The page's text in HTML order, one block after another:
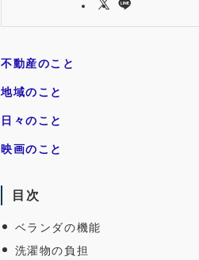
不動産のこと
地域のこと
日々のこと
映画のこと
目次
ベランダの機能
洗濯物の負担